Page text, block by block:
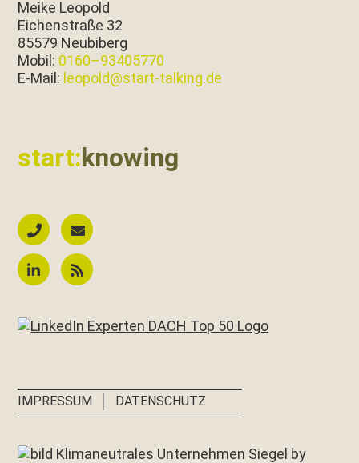
Meike Leopold
Eichen­straße 32
85579 Neubiberg
Mobil: 0160–93405770
E‑Mail: leopold@start-talking.de
start:knowing
IMPRESSUM DATENSCHUTZ